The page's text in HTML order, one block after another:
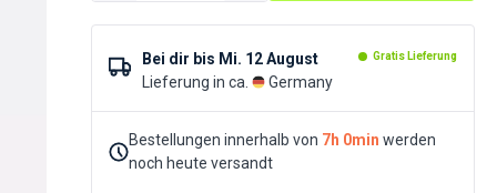
Bei dir bis Mi. 12 August Gratis Lieferung
Lieferung in ca. Germany
Bestellungen innerhalb von 7h 0min werden
noch heute versandt